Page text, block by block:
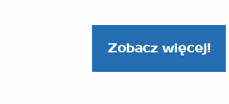
Zobacz więcej!